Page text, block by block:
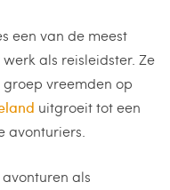
een van de meest
als reisleidster. Ze
vreemden op
uitgroeit tot een
avonturiers.
als